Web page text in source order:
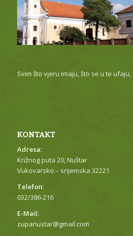
Svim što vjeru imaju, što se u te
KONTAKT
Adresa:
Križnog puta 20, Nuštar
Vukovarsko – srijemska 32221
Telefon:
032/386-216
E-Mail:
zupanustar@gmail.com